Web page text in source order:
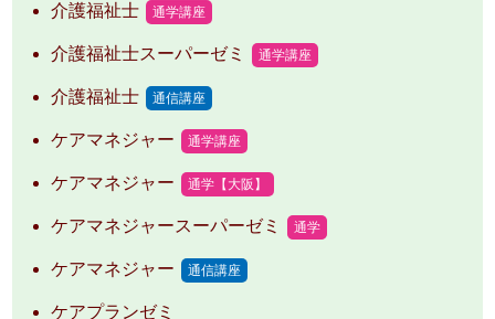
介護福祉士 通学講座
介護福祉士スーパーゼミ 通学講座
介護福祉士 通信講座
ケアマネジャー 通学講座
ケアマネジャー 通学【大阪】
ケアマネジャースーパーゼミ 通学
ケアマネジャー 通信講座
ケアプランゼミ